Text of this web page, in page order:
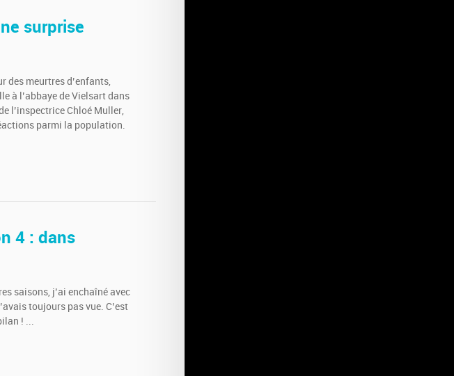
surprise
des meurtres d’enfants,
à l’abbaye de Vielsart dans
l’inspectrice Chloé Muller,
parmi la population.
4 : dans
saisons, j’ai enchaîné avec
toujours pas vue. C’est
! ...